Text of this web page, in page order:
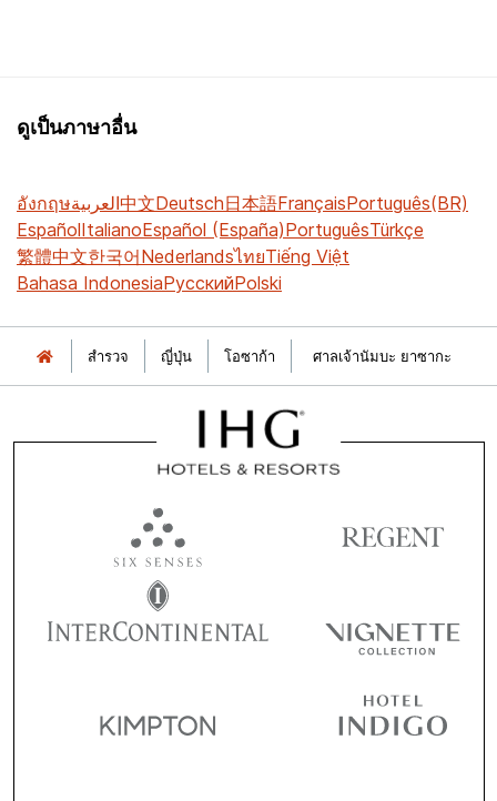
ดูเป็นภาษาอื่น
อังกฤษالعربية中文Deutsch日本語FrançaisPortuguês(BR)
EspañolItalianoEspañol (España)PortuguêsTürkçe
繁體中文한국어NederlandsไทยTiếng Việt
Bahasa IndonesiaРусскийPolski
สำรวจ ญี่ปุ่น โอซาก้า ศาลเจ้านัมบะ ยาซากะ